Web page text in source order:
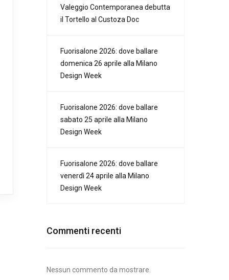
Valeggio Contemporanea debutta
il Tortello al Custoza Doc
Fuorisalone 2026: dove ballare
domenica 26 aprile alla Milano
Design Week
Fuorisalone 2026: dove ballare
sabato 25 aprile alla Milano
Design Week
Fuorisalone 2026: dove ballare
venerdì 24 aprile alla Milano
Design Week
Commenti recenti
Nessun commento da mostrare.